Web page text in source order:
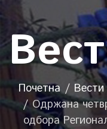
Почетна
Вести
Одржана
одбора